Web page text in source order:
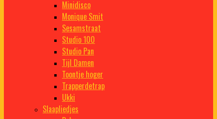
Minidisco
Monique Smit
Sesamstraat
Studio 100
Studio Pan
Tijl Damen
Toontje hoger
Trapperdetrap
Ukki
Slaapliedjes